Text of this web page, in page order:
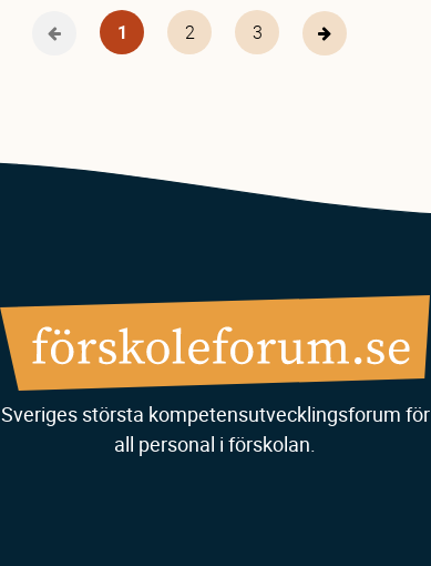
FöregåendeNuvarande
sida
1 Page
2 Page
3
Nästa
sida
Sveriges största kompetensutvecklingsforum för
all personal i förskolan.